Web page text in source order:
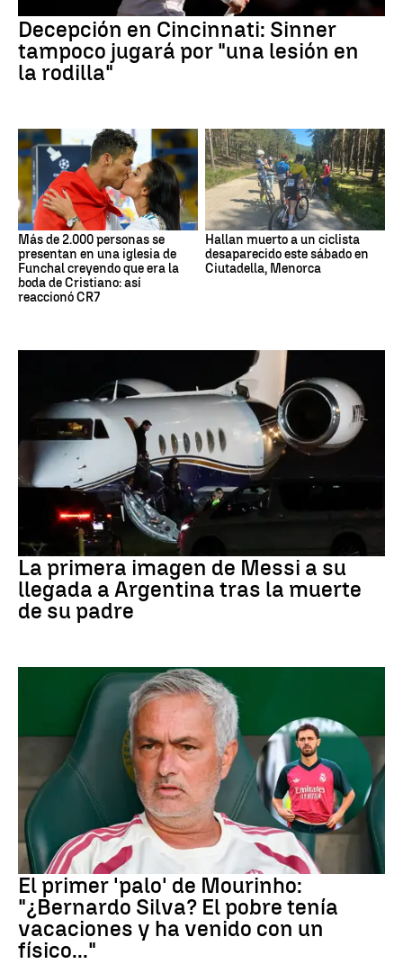
Decepción en Cincinnati: Sinner
tampoco jugará por "una lesión en
la rodilla"
Más de 2.000 personas se
presentan en una iglesia de
Funchal creyendo que era la
boda de Cristiano: así
reaccionó CR7
Hallan muerto a un ciclista
desaparecido este sábado en
Ciutadella, Menorca
Leo Messi
La primera imagen de Messi a su
llegada a Argentina tras la muerte
de su padre
Real Madrid
El primer 'palo' de Mourinho:
"¿Bernardo Silva? El pobre tenía
vacaciones y ha venido con un
físico..."